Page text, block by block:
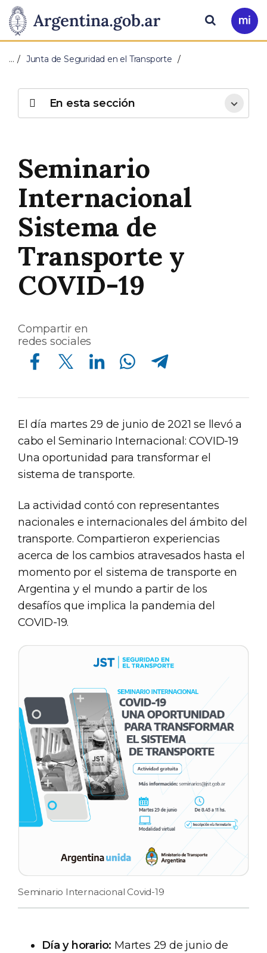
Presidencia
de
Nación
Pasar al contenido principal
Ir
a
Buscar
… Junta de Seguridad en el Transporte
Seminario
Internacional
Sistema de
Transporte y
COVID-19
Compartir en
redes sociales
Compartir en Facebook Compartir en Twitter Compartir en Linkedin Compartir en Whatsapp Compartir en Telegram
El día martes 29 de junio de 2021 se llevó a
cabo el Seminario Internacional: COVID-19
Una oportunidad para transformar el
sistema de transporte.
La actividad contó con representantes
nacionales e internacionales del ámbito del
transporte. Compartieron experiencias
acerca de los cambios atravesados hasta el
momento por el sistema de transporte en
Argentina y el mundo a partir de los
desafíos que implica la pandemia del
COVID-19.
Seminario Internacional Covid-19
Día y horario: Martes 29 de junio de
En esta sección